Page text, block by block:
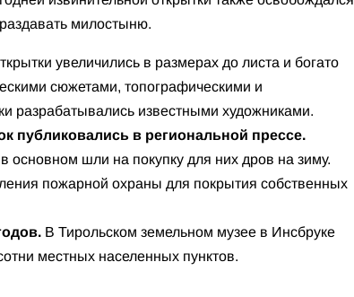
милостыню.
увеличились в размерах до листа и богато
сюжетами, топографическими и
разрабатывались известными художниками.
публиковались в региональной прессе.
шли на покупку для них дров на зиму.
пожарной охраны для покрытия собственных
В Тирольском земельном музее в Инсбруке
местных населенных пунктов.